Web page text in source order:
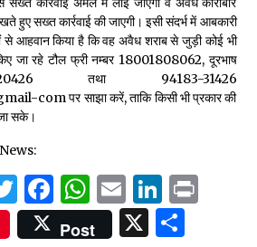
हुए सख्त कार्रवाई की जाएगी। इसी संदर्भ में आबकारी
आहवान किया है कि वह अवैध शराब से जुड़ी कोई भी
किए जा रहे टौल फ्री नम्बर 18001808062, दूरभाष
तथा 94183-31426
com पर साझा करें, ताकि किसी भी प्रकार की
सके।
Twitter
Facebook
WhatsApp
Email
Post X